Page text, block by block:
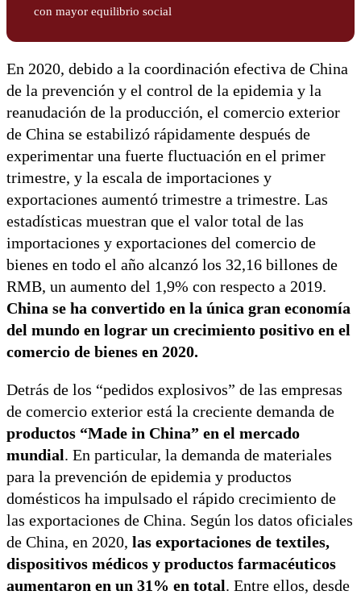
con mayor equilibrio social
En 2020, debido a la coordinación efectiva de China
de la prevención y el control de la epidemia y la
reanudación de la producción, el comercio exterior
de China se estabilizó rápidamente después de
experimentar una fuerte fluctuación en el primer
trimestre, y la escala de importaciones y
exportaciones aumentó trimestre a trimestre. Las
estadísticas muestran que el valor total de las
importaciones y exportaciones del comercio de
bienes en todo el año alcanzó los 32,16 billones de
RMB, un aumento del 1,9% con respecto a 2019.
China se ha convertido en la única gran economía
del mundo en lograr un crecimiento positivo en el
comercio de bienes en 2020.
Detrás de los “pedidos explosivos” de las empresas
de comercio exterior está la creciente demanda de
productos “Made in China” en el mercado
mundial . En particular, la demanda de materiales
para la prevención de epidemia y productos
domésticos ha impulsado el rápido crecimiento de
las exportaciones de China. Según los datos oficiales
de China, en 2020, las exportaciones de textiles,
dispositivos médicos y productos farmacéuticos
aumentaron en un 31% en total . Entre ellos, desde